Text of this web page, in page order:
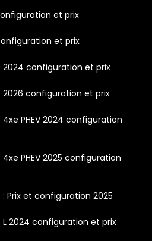
et prix
et prix
2024 configuration et prix
2026 configuration et prix
PHEV 2024 configuration
PHEV 2025 configuration
Prix et configuration 2025
2024 configuration et prix